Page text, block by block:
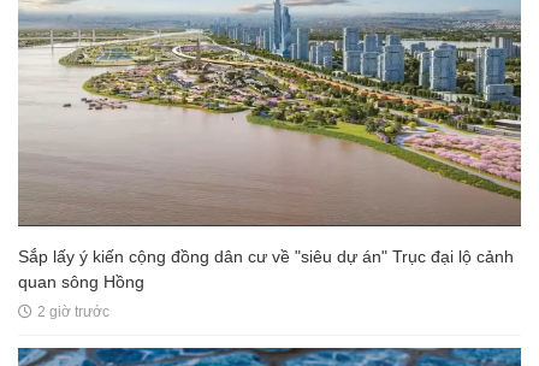
Sắp lấy ý kiến cộng đồng dân cư về "siêu dự án" Trục đại lộ cảnh
quan sông Hồng
2 giờ trước